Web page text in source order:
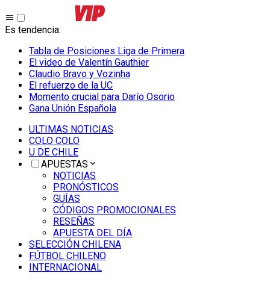
Es tendencia:
Tabla de Posiciones Liga de Primera
El video de Valentín Gauthier
Claudio Bravo y Vozinha
El refuerzo de la UC
Momento crucial para Darío Osorio
Gana Unión Española
ULTIMAS NOTICIAS
COLO COLO
U DE CHILE
APUESTAS
NOTICIAS
PRONÓSTICOS
GUÍAS
CÓDIGOS PROMOCIONALES
RESEÑAS
APUESTA DEL DÍA
SELECCIÓN CHILENA
FÚTBOL CHILENO
INTERNACIONAL